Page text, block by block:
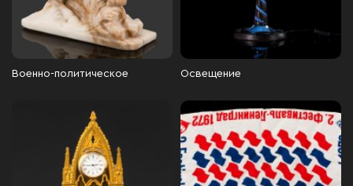
Военно-политическое Освещение